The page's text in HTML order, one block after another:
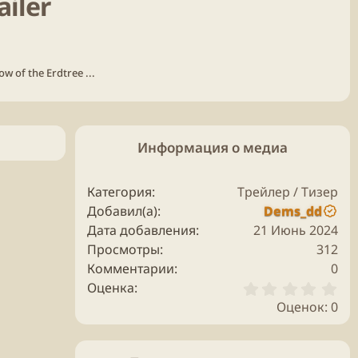
of the Erdtree ...
Информация о медиа
Категория
Трейлер / Тизер
Добавил(а)
Dems_dd
Дата добавления
21 Июнь 2024
Просмотры
312
Комментарии
0
Оценка
.
0
0
з
Оценок: 0